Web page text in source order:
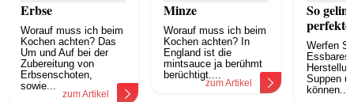
Erbse
Worauf muss ich beim
Kochen achten? Das
Um und Auf bei der
Zubereitung von
Erbsenschoten,
sowie...
zum Artikel
Minze
Worauf muss ich beim
Kochen achten? In
England ist die
mintsauce ja berühmt
berüchtigt....
zum Artikel
So
perfekte
Werfen
Essbares
Suppen
können...